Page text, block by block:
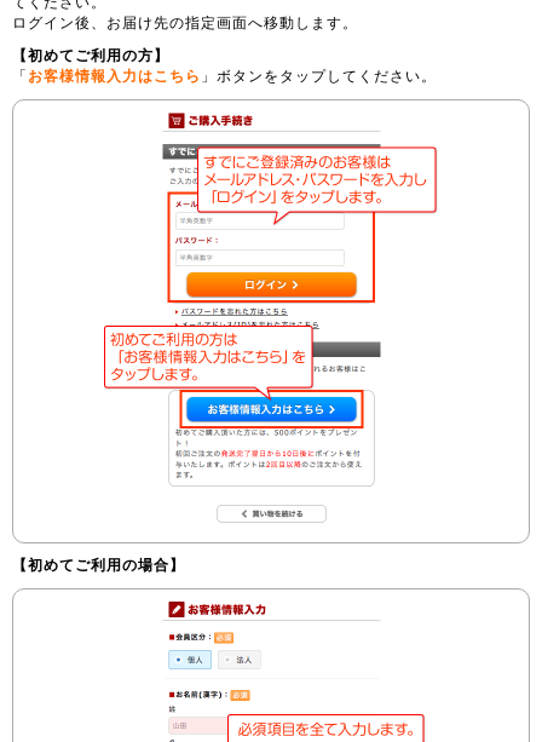
ログイン後、お届け先の指定画面へ移動します。
【初めてご利用の方】
「 お客様情報入力はこちら 」ボタンをタップしてください。
【初めてご利用の場合】